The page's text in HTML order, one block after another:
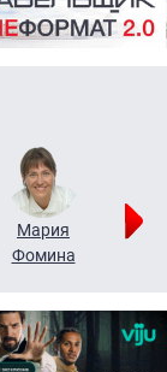
Мария
Фомина